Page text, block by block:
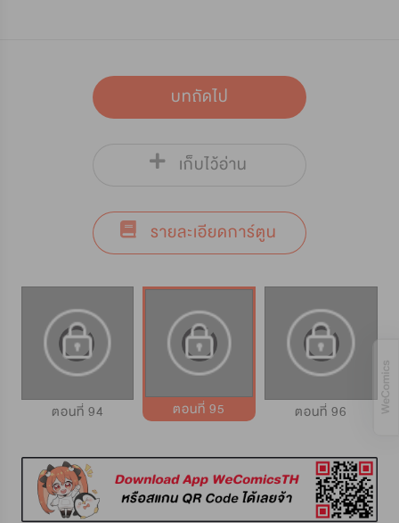
บทถัดไป
เก็บไว้อ่าน
รายละเอียดการ์ตูน
ตอนที่ 94 ตอนที่ 95 ตอนที่ 96